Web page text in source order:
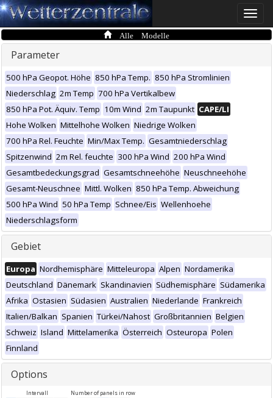
Toggle
Alle Modelle
Parameter
500 hPa Geopot. Höhe 850 hPa Temp. 850 hPa Stromlinien
Niederschlag 2m Temp 700 hPa Vertikalbew
850 hPa Pot. Äquiv. Temp 10m Wind 2m Taupunkt CAPE/LI
Hohe Wolken Mittelhohe Wolken Niedrige Wolken
700 hPa Rel. Feuchte Min/Max Temp. Gesamtniederschlag
Spitzenwind 2m Rel. feuchte 300 hPa Wind 200 hPa Wind
Gesamtbedeckungsgrad Gesamtschneehöhe Neuschneehöhe
Gesamt-Neuschnee Mittl. Wolken 850 hPa Temp. Abweichung
500 hPa Wind 50 hPa Temp Schnee/Eis Wellenhoehe
Niederschlagsform
Gebiet
Europa Nordhemisphäre Mitteleuropa Alpen Nordamerika
Deutschland Dänemark Skandinavien Südhemisphäre Südamerika
Afrika Ostasien Südasien Australien Niederlande Frankreich
Italien/Balkan Spanien Türkei/Nahost Großbritannien Belgien
Schweiz Island Mittelamerika Österreich Osteuropa Polen
Finnland
Options
Intervall Number of panels in row